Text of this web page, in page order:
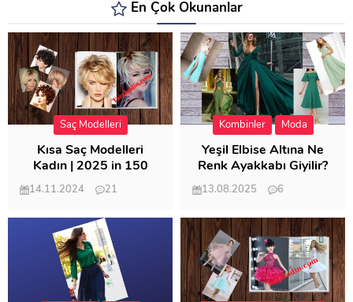
En Çok Okunanlar
Saç Modelleri
Kısa Saç Modelleri
Kadın | 2025 in 150
Modeli
14.11.2024
21
Kombinler Moda
Yeşil Elbise Altına Ne
Renk Ayakkabı Giyilir?
13.08.2025
6